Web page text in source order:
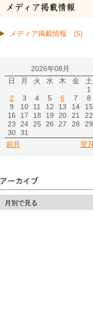
メディア掲載情報
メディア掲載情報 (5)
2026年08月
日
月 火 水 木 金
土
1
2
3 4 5 6 7
8
9
10 11 12 13 14
15
16
17 18 19 20 21
22
23
24 25 26 27 28
29
30
31
前月
翌月
アーカイブ